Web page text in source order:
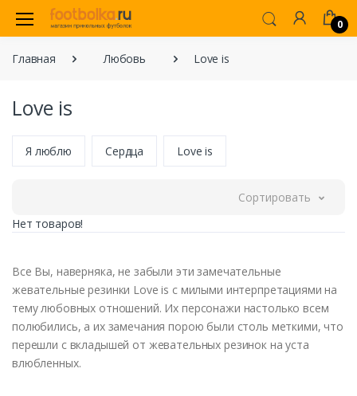
0
Главная Любовь Love is
Love is
Я люблю Сердца Love is
Сортировать
Нет товаров!
Все Вы, наверняка, не забыли эти замечательные
жевательные резинки Love is с милыми интерпретациями на
тему любовных отношений. Их персонажи настолько всем
полюбились, а их замечания порою были столь меткими, что
перешли с вкладышей от жевательных резинок на уста
влюбленных.